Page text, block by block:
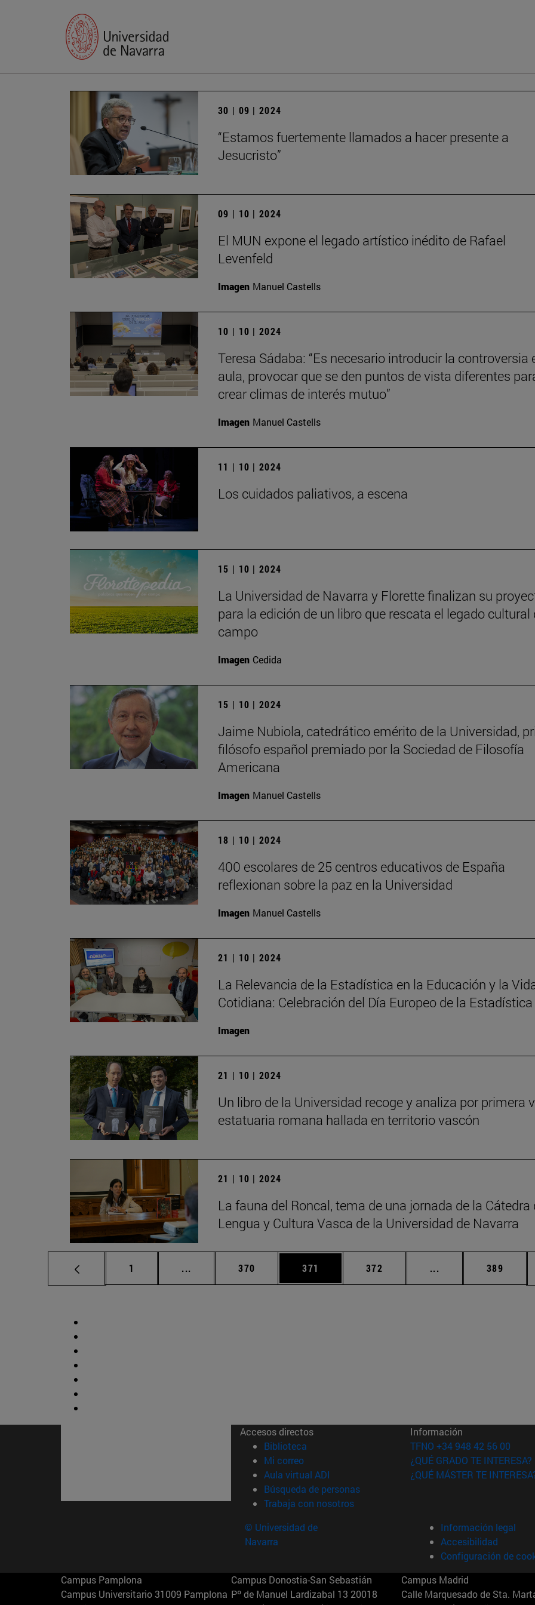
30 | 09 | 2024
“Estamos fuertemente llamados a hacer presente a
Jesucristo”
09 | 10 | 2024
El MUN expone el legado artístico inédito de Rafael
Levenfeld
Imagen Manuel Castells
10 | 10 | 2024
Teresa Sádaba: “Es necesario introducir la controversia
aula, provocar que se den puntos de vista diferentes
crear climas de interés mutuo”
Imagen Manuel Castells
11 | 10 | 2024
Los cuidados paliativos, a escena
15 | 10 | 2024
La Universidad de Navarra y Florette finalizan su
para la edición de un libro que rescata el legado cultural
campo
Imagen Cedida
15 | 10 | 2024
Jaime Nubiola, catedrático emérito de la Universidad,
filósofo español premiado por la Sociedad de Filosofía
Americana
Imagen Manuel Castells
18 | 10 | 2024
400 escolares de 25 centros educativos de España
reflexionan sobre la paz en la Universidad
Imagen Manuel Castells
21 | 10 | 2024
La Relevancia de la Estadística en la Educación y la
Cotidiana: Celebración del Día Europeo de la Estadística
Imagen
21 | 10 | 2024
Un libro de la Universidad recoge y analiza por primera
estatuaria romana hallada en territorio vascón
21 | 10 | 2024
La fauna del Roncal, tema de una jornada de la Cátedra
Lengua y Cultura Vasca de la Universidad de Navarra
Página
1 ... Páginas intermedias Use TAB para desplazarse.
Página
370 Página
371 Página
372 ... Páginas Página
389
Accesos directos
Biblioteca (abre en nueva ventana)
Mi correo(abre en nueva ventana)
Aula virtual ADI (abre en nueva ventana)
Búsqueda de personas(abre en nueva ventana)
Trabaja con nosotros(abre en nueva ventana)
Información
TFNO +34 948 42 56 00
¿QUÉ GRADO TE INTERESA?
¿QUÉ MÁSTER TE
© Universidad de
Navarra
Información legal
Accesibilidad
Configuración de
Campus Pamplona
Campus Universitario 31009 Pamplona
Campus Donostia-San Sebastián
Pº de Manuel Lardizabal 13 20018
Campus Madrid
Calle Marquesado de Sta.